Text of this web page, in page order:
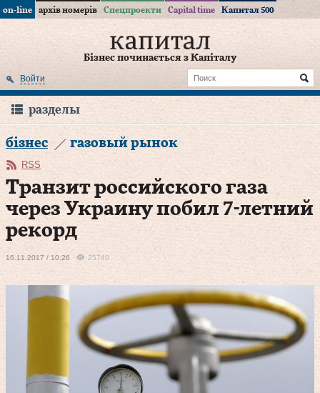
on-line архів номерів Спецпроекти Capital time Капитал 500
Бізнес починається з Капіталу
Войти
разделы
бізнес газовый рынок
RSS
Транзит российского газа
через Украину побил 7-летний
рекорд
16.11.2017 / 10:26 25740